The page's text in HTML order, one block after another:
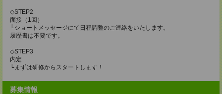
◇STEP2
面接（1回）
└ショートメッセージにて日程調整のご連絡をいたします。
履歴書は不要です。
◇STEP3
内定
└まずは研修からスタートします！
募集情報